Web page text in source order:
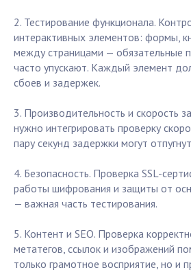
2. Тестирование функционала.
интерактивных элементов: формы,
между страницами — обязательные
часто упускают. Каждый элемент
сбоев и задержек.
3. Производительность и скорость
нужно интегрировать проверку
пару секунд задержки могут
4. Безопасность. Проверка SSL-
работы шифрования и защиты от
— важная часть тестирования.
5. Контент и SEO. Проверка
метатегов, ссылок и изображений
только грамотное восприятие, но и